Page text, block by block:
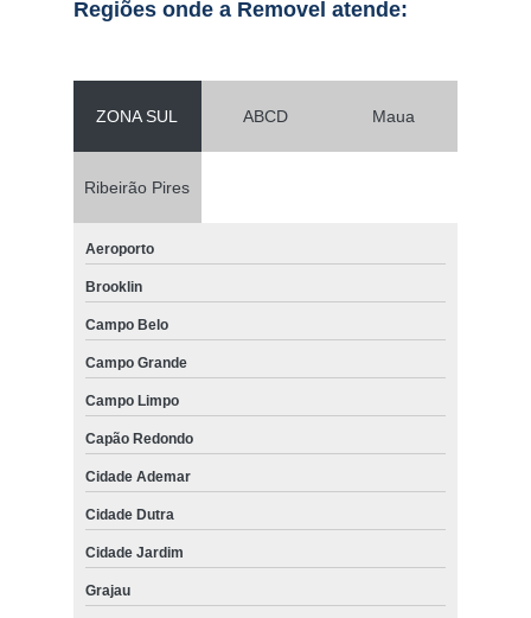
Regiões onde a Removel atende:
ZONA SUL ABCD Maua
Ribeirão Pires
Aeroporto
Brooklin
Campo Belo
Campo Grande
Campo Limpo
Capão Redondo
Cidade Ademar
Cidade Dutra
Cidade Jardim
Grajau